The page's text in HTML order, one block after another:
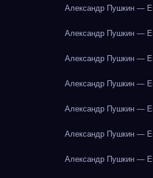
Александр Пушкин —
Александр Пушкин —
Александр Пушкин —
Александр Пушкин —
Александр Пушкин —
Александр Пушкин —
Александр Пушкин —